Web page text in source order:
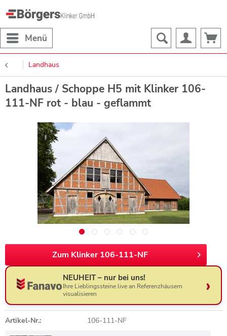
Menü
Landhaus
Landhaus / Schoppe H5 mit Klinker 106-
111-NF rot - blau - geflammt
Zum Klinker 106-111-NF
NEUHEIT – nur bei uns!
Ihre Lieblingssteine live an Referenzhäusern
visualisieren
Artikel-Nr.: 106-111-NF